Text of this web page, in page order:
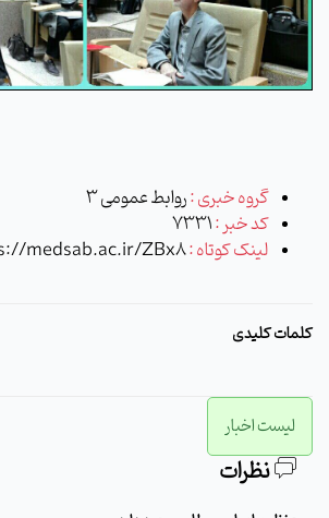
گروه خبری :روابط عمومی 3
کد خبر :7331
لینک کوتاه :medsab.ac.ir/ZBx8
کلمات کلیدی
لیست اخبار
نظرات